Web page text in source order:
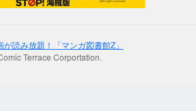
が読み放題！「マンガ図書館Z」
Terrace Corportation.